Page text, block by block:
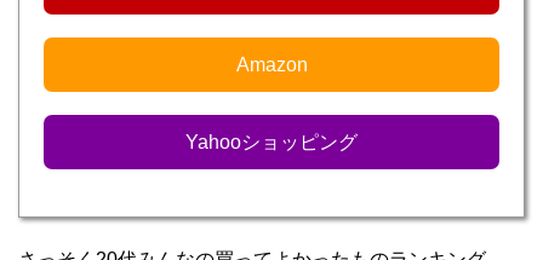
Amazon
Yahooショッピング